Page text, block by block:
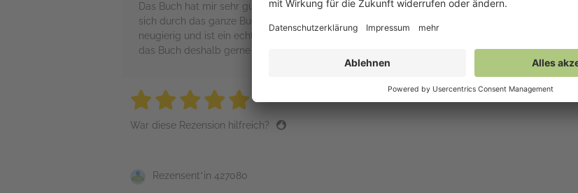
Das Buch hat mir sehr gut gefallen, auch weil es völlig anders war, als alle Bücher, die ich
sich durch das ganze Buch zieht. Die Figuren sind faszinierend und man begleitet sie gern auf
neugierig und ist ein echter Hingucker. Auch der Schreibstil ist detailreich und packend. Ich
das Buch deshalb gerne weiter.
5 stars
5 stars
5 stars
5 stars
5 stars
War diese Rezension hilfreich?
Rezensent*in 427080